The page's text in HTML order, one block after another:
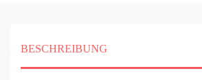
BESCHREIBUNG